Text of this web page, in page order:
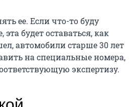
ее. Если что-то буду
эта будет оставаться, как
автомобили старше 30 лет
на специальные номера,
экспертизу.